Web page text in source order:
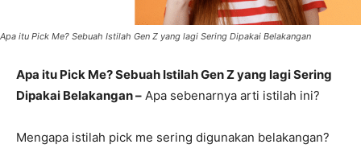
Apa itu Pick Me? Sebuah Istilah Gen Z yang lagi Sering Dipakai Belakangan
Apa itu Pick Me? Sebuah Istilah Gen Z yang lagi Sering
Dipakai Belakangan – Apa sebenarnya arti istilah ini?
Mengapa istilah pick me sering digunakan belakangan?